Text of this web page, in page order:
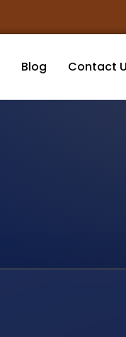
Blog Contact